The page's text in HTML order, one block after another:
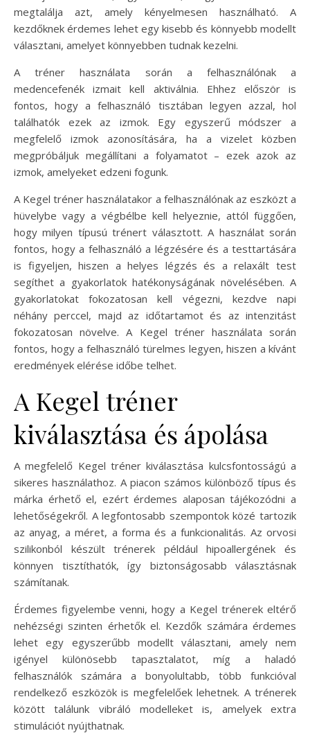
megtalálja azt, amely kényelmesen használható. A
kezdőknek érdemes lehet egy kisebb és könnyebb modellt
választani, amelyet könnyebben tudnak kezelni.
A tréner használata során a felhasználónak a
medencefenék izmait kell aktiválnia. Ehhez először is
fontos, hogy a felhasználó tisztában legyen azzal, hol
találhatók ezek az izmok. Egy egyszerű módszer a
megfelelő izmok azonosítására, ha a vizelet közben
megpróbáljuk megállítani a folyamatot – ezek azok az
izmok, amelyeket edzeni fogunk.
A Kegel tréner használatakor a felhasználónak az eszközt a
hüvelybe vagy a végbélbe kell helyeznie, attól függően,
hogy milyen típusú trénert választott. A használat során
fontos, hogy a felhasználó a légzésére és a testtartására
is figyeljen, hiszen a helyes légzés és a relaxált test
segíthet a gyakorlatok hatékonyságának növelésében. A
gyakorlatokat fokozatosan kell végezni, kezdve napi
néhány perccel, majd az időtartamot és az intenzitást
fokozatosan növelve. A Kegel tréner használata során
fontos, hogy a felhasználó türelmes legyen, hiszen a kívánt
eredmények elérése időbe telhet.
A Kegel tréner
kiválasztása és ápolása
A megfelelő Kegel tréner kiválasztása kulcsfontosságú a
sikeres használathoz. A piacon számos különböző típus és
márka érhető el, ezért érdemes alaposan tájékozódni a
lehetőségekről. A legfontosabb szempontok közé tartozik
az anyag, a méret, a forma és a funkcionalitás. Az orvosi
szilikonból készült trénerek például hipoallergének és
könnyen tisztíthatók, így biztonságosabb választásnak
számítanak.
Érdemes figyelembe venni, hogy a Kegel trénerek eltérő
nehézségi szinten érhetők el. Kezdők számára érdemes
lehet egy egyszerűbb modellt választani, amely nem
igényel különösebb tapasztalatot, míg a haladó
felhasználók számára a bonyolultabb, több funkcióval
rendelkező eszközök is megfelelőek lehetnek. A trénerek
között találunk vibráló modelleket is, amelyek extra
stimulációt nyújthatnak.